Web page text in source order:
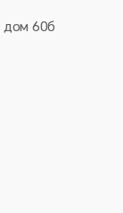
дом 60б